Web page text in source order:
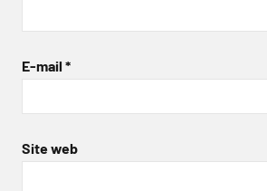
E-mail *
Site web